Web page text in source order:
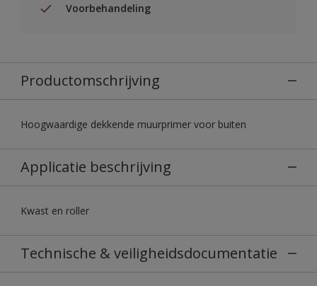
Voorbehandeling
Productomschrijving
Hoogwaardige dekkende muurprimer voor buiten
Applicatie beschrijving
Kwast en roller
Technische & veiligheidsdocumentatie